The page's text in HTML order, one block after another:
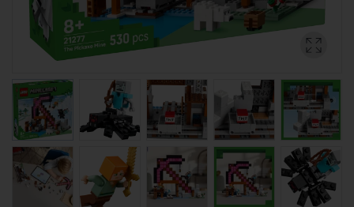
Рождественские наборы
Animal Crossing
Ботаническая коллекция
Avatar
LEGO Bluey
City